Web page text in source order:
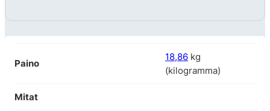
Paino
18,86 kg
(kilogramma)
Mitat